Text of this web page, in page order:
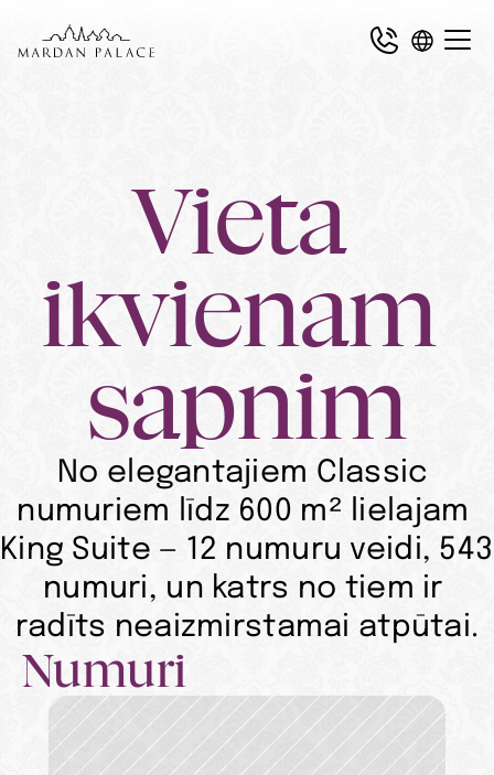
Vieta
ikvienam
sapnim
No elegantajiem Classic
numuriem līdz 600 m² lielajam
King Suite — 12 numuru veidi, 543
numuri, un katrs no tiem ir
radīts neaizmirstamai atpūtai.
Numuri